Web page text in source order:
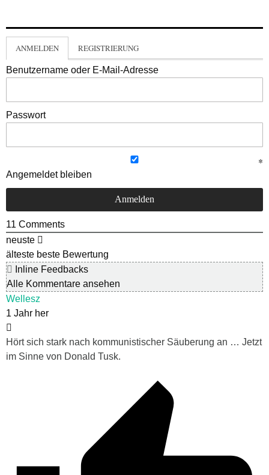
ANMELDEN REGISTRIERUNG
Benutzername oder E-Mail-Adresse
Passwort
Angemeldet bleiben
11 Comments
neuste
älteste beste Bewertung
Inline Feedbacks
Alle Kommentare ansehen
Wellesz
1 Jahr her
Hört sich stark nach kommunistischer Säuberung an … Jetzt
im Sinne von Donald Tusk.